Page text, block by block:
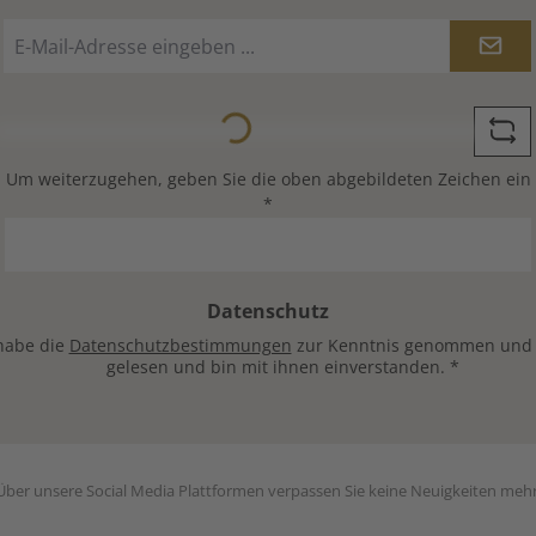
Mail-
Loading...
Um weiterzugehen, geben Sie die oben abgebildeten Zeichen ein
*
Datenschutz
die Datenschutzbestimmungen zur Kenntnis genommen und
gelesen und bin mit ihnen einverstanden. *
unsere Social Media Plattformen verpassen Sie keine Neuigkeiten